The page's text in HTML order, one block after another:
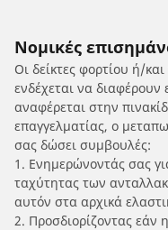
Νομικές
Οι δείκτες φορτίου ή/
ενδέχεται να
αναφέρεται στην
επαγγελματίας, ο
σας δώσει συμβουλές:
1. Ενημερώνοντάς σας
ταχύτητας των
αυτόν στα αρχικά
2. Προσδιορίζοντας εάν